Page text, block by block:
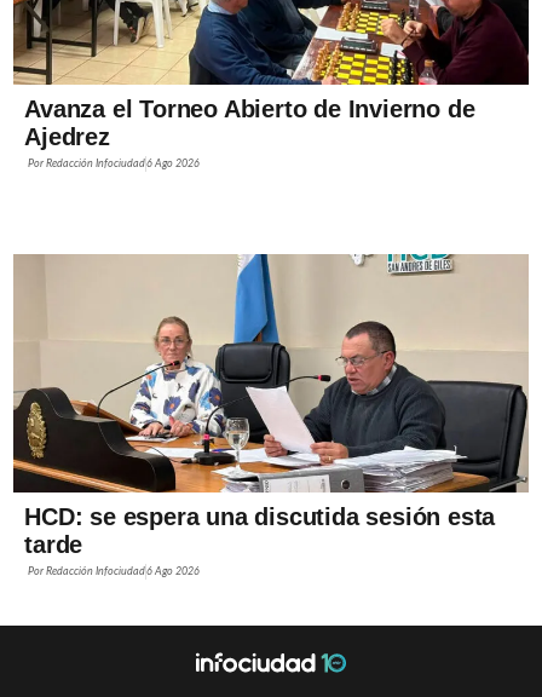
Avanza el Torneo Abierto de Invierno de
Ajedrez
PorRedacción Infociudad6 Ago 2026
HCD: se espera una discutida sesión esta
tarde
PorRedacción Infociudad6 Ago 2026